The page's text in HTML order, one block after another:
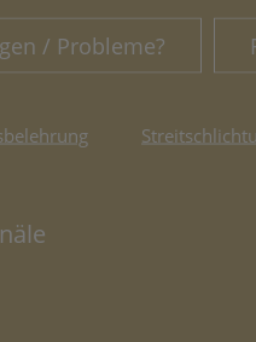
/ Probleme?